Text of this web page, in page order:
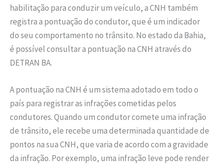
habilitação para conduzir um veículo, a CNH também
registra a pontuação do condutor, que é um indicador
do seu comportamento no trânsito. No estado da Bahia,
é possível consultar a pontuação na CNH através do
DETRAN BA.
A pontuação na CNH é um sistema adotado em todo o
país para registrar as infrações cometidas pelos
condutores. Quando um condutor comete uma infração
de trânsito, ele recebe uma determinada quantidade de
pontos na sua CNH, que varia de acordo com a gravidade
da infração. Por exemplo, uma infração leve pode render